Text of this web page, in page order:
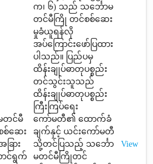
တင်မီ
စ်ဆေး
ခြား
င်ရွက်
က၊ ၆) သည် သင်္ဘောမ
တင်မီကြို တင်စစ်ဆေး
မှုခံယူရန်လို
အပ်ကြောင်းဖော်ပြထား
ပါသည်။ ပြည်ပမှ
ထိန်းချုပ်ဓာတုပစ္စည်း
တင်သွင်းသူသည်
ထိန်းချုပ်ဓာတုပစ္စည်း
ကြီးကြပ်ရေး
ကော်မတီ၏ ထောက်ခံ
ချက်နှင့် ယင်းကော်မတီ
သို့တင်ပြသည့် သင်္ဘော
မတင်မီကြိုတင်
View